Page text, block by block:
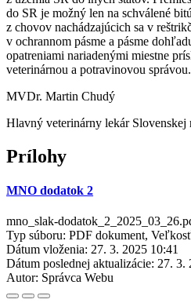
do SR je možný len na schválené
z chovov nachádzajúcich sa v
v ochrannom pásme a pásme
opatreniami nariadenými miestne
veterinárnou a potravinovou správou.
MVDr. Martin Chudý
Hlavný veterinárny lekár Slovenskej
Prílohy
MNO dodatok 2
mno_slak-
Typ súboru: PDF dokument,
Dátum vloženia: 27. 3. 2025 10:41
Dátum poslednej aktualizácie: 27. 3.
Autor: Správca Webu